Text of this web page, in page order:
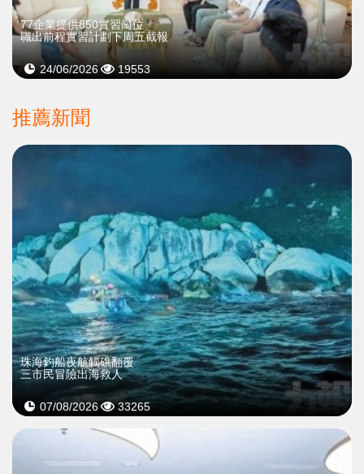
77企業提供850實習崗位
職出前程實習計劃下周五截報
24/06/2026 19553
推薦新聞
珠海釣船夜航觸礁翻覆
三市民冒險出海救人
07/08/2026 33265